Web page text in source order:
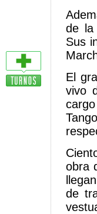
de la
Sus
El
vivo
obra
de